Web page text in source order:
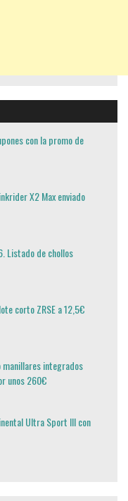
con la promo de
X2 Max enviado
Listado de chollos
corto ZRSE a 12,5€
manillares integrados
unos 260€
Ultra Sport III con